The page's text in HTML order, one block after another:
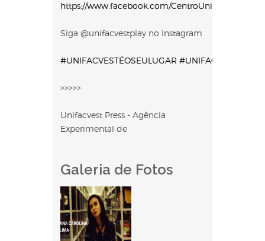
https://www.facebook.com/
Siga @unifacvestplay no Instagram
#UNIFACVESTÉOSEULUGAR #UNIFACVEST
>>>>>
Unifacvest Press - Agência
Experimental de
Galeria de Fotos